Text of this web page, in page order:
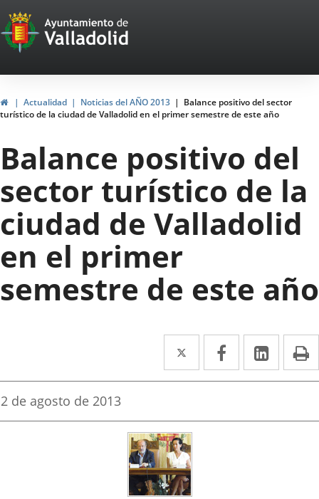
Portal
Web
del
Ayuntamiento
de
Valladolid
HomeActualidad Noticias del AÑO 2013
Balance positivo del sector
turístico de la ciudad de Valladolid en el primer semestre de este año
Balance positivo del
sector turístico de la
ciudad de Valladolid
en el primer
semestre de este año
Twitter
Enlace
a
aplicación
externa.
Facebook
Enlace
a
aplicación
Enlace
a
Fecha
la
2 de agosto de 2013